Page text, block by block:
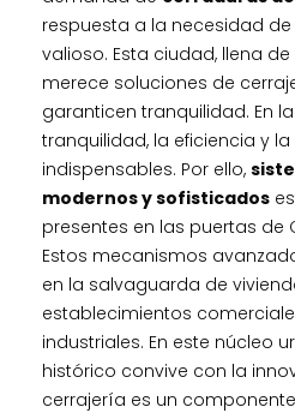
respuesta a la necesidad
valioso. Esta ciudad, llena
merece soluciones de
garanticen tranquilidad. En
tranquilidad, la eficiencia y
indispensables. Por ello,
modernos y sofisticados
presentes en las puertas de
Estos mecanismos
en la salvaguarda de
establecimientos
industriales. En este núcleo
histórico convive con la
cerrajería es un